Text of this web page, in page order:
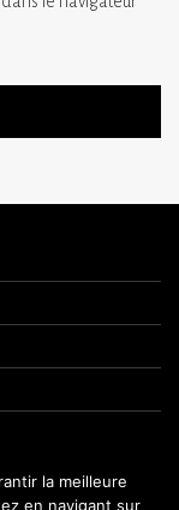
la meilleure
en navigant sur